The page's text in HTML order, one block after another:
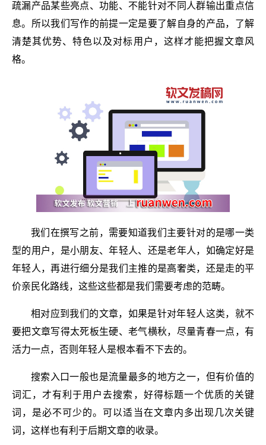
疏漏产品某些亮点、功能、不能针对不同人群输出重点信
息。所以我们写作的前提一定是要了解自身的产品，了解
清楚其优势、特色以及对标用户，这样才能把握文章风
格。
我们在撰写之前，需要知道我们主要针对的是哪一类
型的用户，是小朋友、年轻人、还是老年人，如确定好是
年轻人，再进行细分是我们主推的是高奢类，还是走的平
价亲民化路线，这些这些都是我们需要考虑的范畴。
相对应到我们的文章，如果是针对年轻人这类，就不
要把文章写得太死板生硬、老气横秋，尽量青春一点，有
活力一点，否则年轻人是根本看不下去的。
搜索入口一般也是流量最多的地方之一，但有价值的
词汇，才有利于用户去搜索，好得标题一个优质的关键
词，是必不可少的。可以适当在文章内多出现几次关键
词，这样也有利于后期文章的收录。